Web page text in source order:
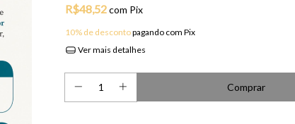
R$48,52com Pix
10% de descontopagando com Pix
Ver mais detalhes